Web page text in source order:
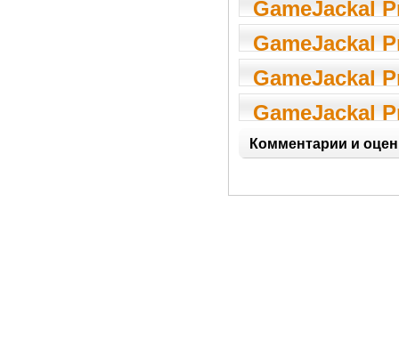
GameJackal
GameJackal
GameJackal
GameJackal
Комментарии и